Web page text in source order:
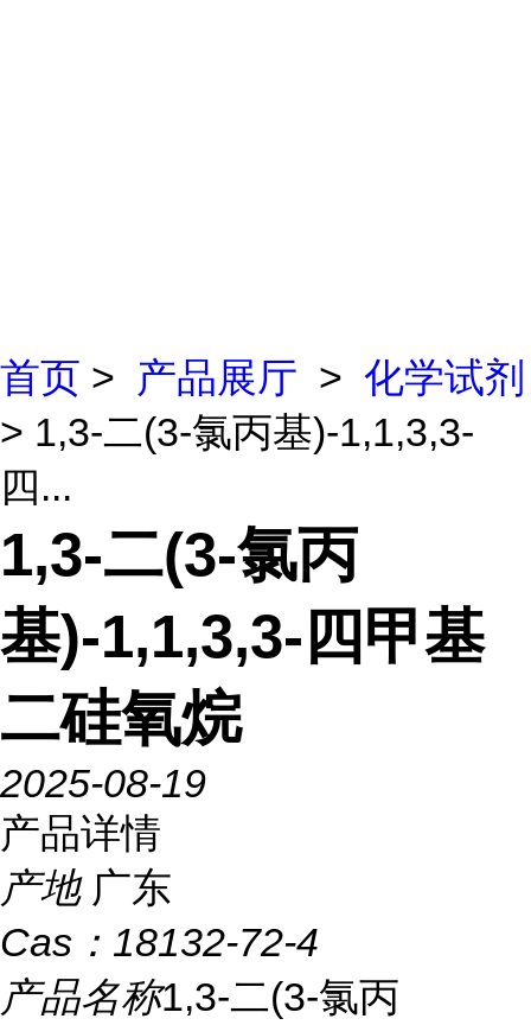
首页 > 产品展厅 > 化学试剂
> 1,3-二(3-氯丙基)-1,1,3,3-
四...
1,3-二(3-氯丙
基)-1,1,3,3-四甲基
二硅氧烷
2025-08-19
产品详情
产地 广东
Cas： 18132-72-4
产品名称1,3-二(3-氯丙